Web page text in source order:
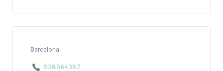
Barcelona
938964387